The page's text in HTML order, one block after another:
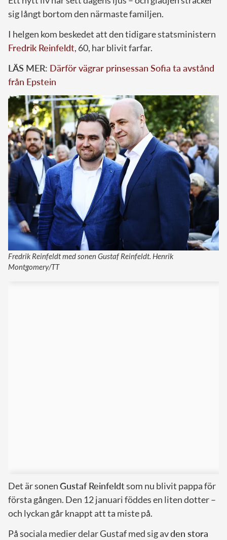
sig långt bortom den närmaste familjen.
I helgen kom beskedet att den tidigare statsministern
Fredrik Reinfeldt, 60, har blivit farfar.
LÄS MER: Därför vägrar prinsessan Sofia ta avstånd
från Epstein
Fredrik Reinfeldt med sonen Gustaf Reinfeldt. Henrik
Montgomery/TT
Det är sonenGustaf Reinfeldtsom nu blivit pappa för
första gången. Den 12 januari föddes en liten dotter –
och lyckan går knappt att ta miste på.
På sociala medier delar Gustaf med sig avden stora